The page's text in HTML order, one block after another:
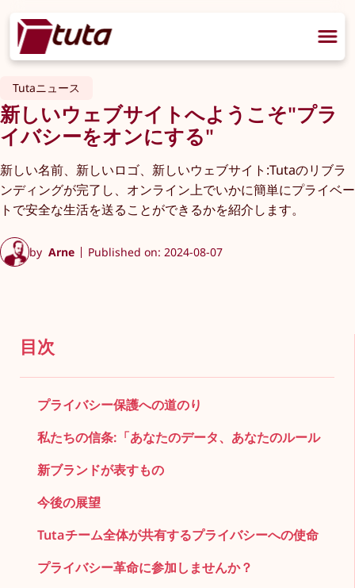
Tutaニュース
新しいウェブサイトへようこそ"プラ
イバシーをオンにする"
新しい名前、新しいロゴ、新しいウェブサイト:Tutaのリブラ
ンディングが完了し、オンライン上でいかに簡単にプライベー
トで安全な生活を送ることができるかを紹介します。
by Arne Published on: 2024-08-07
目次
プライバシー保護への道のり
私たちの信条:「あなたのデータ、あなたのルール
新ブランドが表すもの
今後の展望
Tutaチーム全体が共有するプライバシーへの使命
プライバシー革命に参加しませんか？